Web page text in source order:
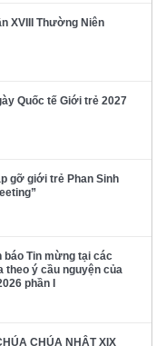
XVIII Thường Niên
Quốc tế Giới trẻ 2027
gỡ giới trẻ Phan Sinh
báo Tin mừng tại các
theo ý cầu nguyện của
phần I
CHÚA NHẬT XIX